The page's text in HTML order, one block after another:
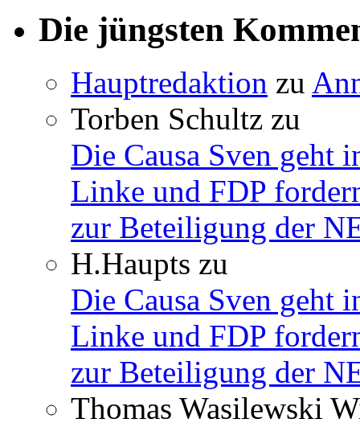
Die jüngsten
Hauptredaktion zu
Torben Schultz zu
Die Causa Sven geht
Linke und FDP
zur Beteiligung der
H.Haupts zu
Die Causa Sven geht
Linke und FDP
zur Beteiligung der
Thomas Wasilewski